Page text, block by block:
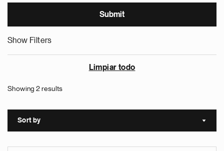
Show Filters
Limpiar todo
Showing 2 results
Sort by Sort